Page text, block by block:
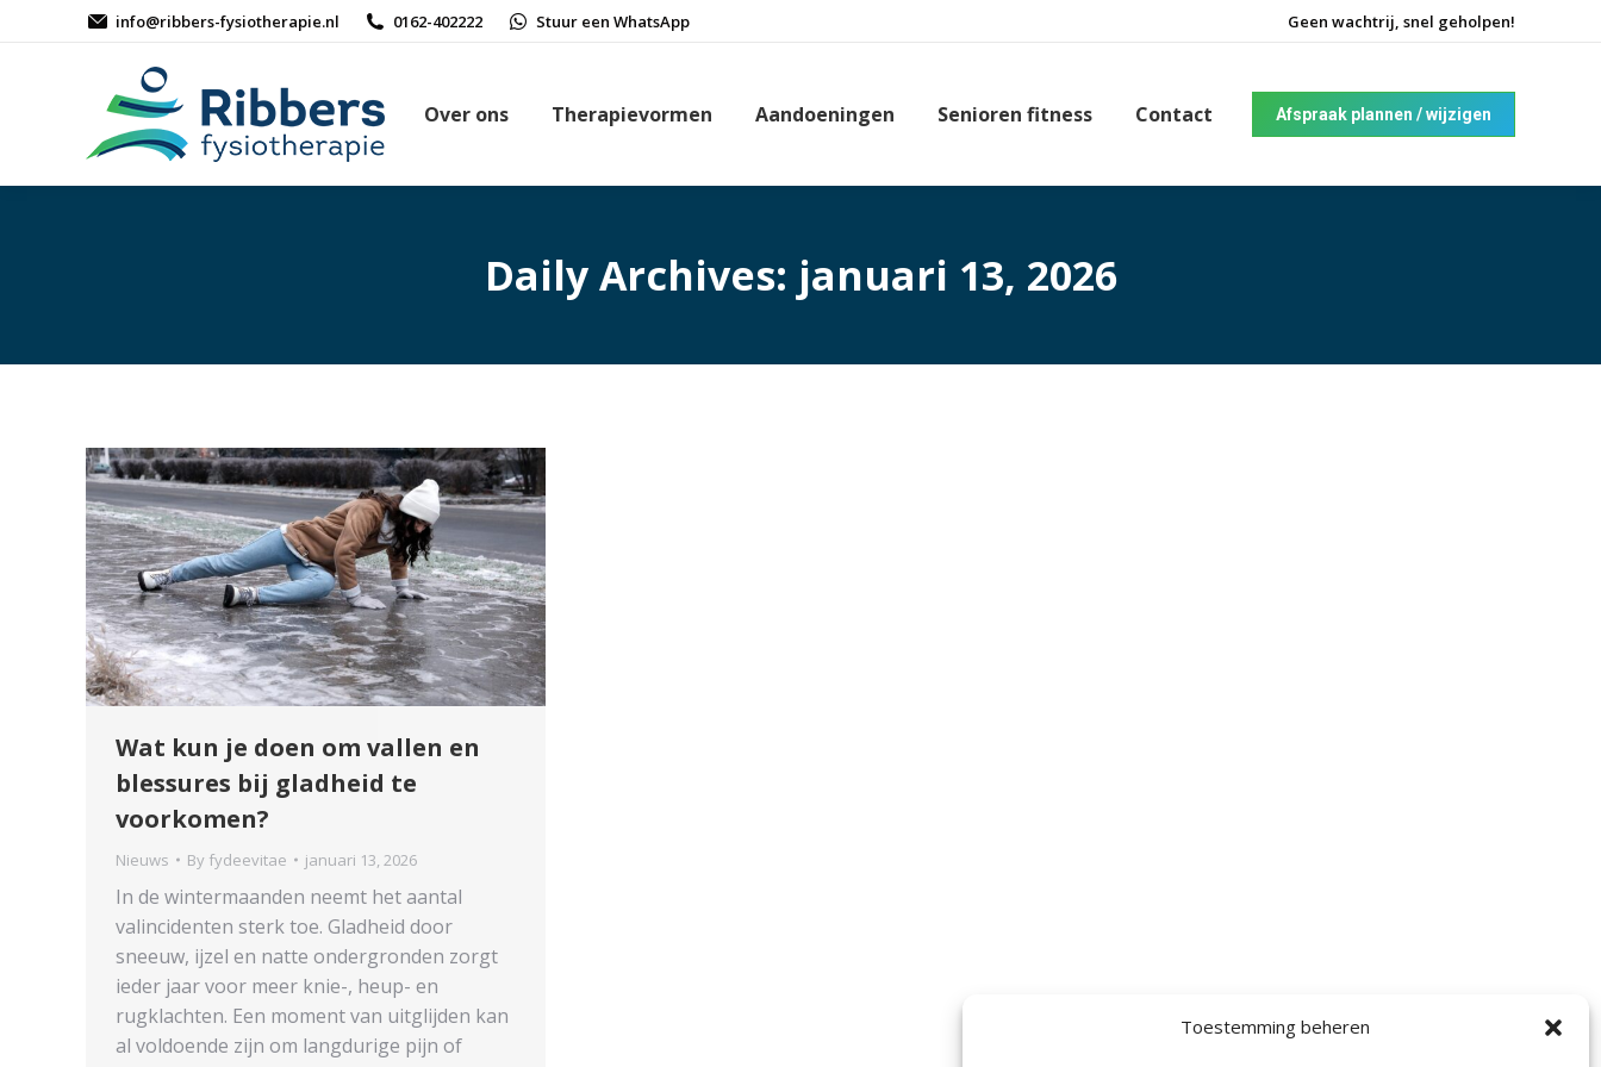
Toestemming beheren
info@ribbers-fysiotherapie.nl 0162-402222 Stuur een WhatsApp Geen wachtrij, snel geholpen!
Over ons Therapievormen Aandoeningen Senioren fitness Contact Afspraak plannen / wijzigen
Daily Archives: januari 13, 2026
Wat kun je doen om vallen en
blessures bij gladheid te
voorkomen?
Nieuws By fydeevitae januari 13, 2026
In de wintermaanden neemt het aantal
valincidenten sterk toe. Gladheid door
sneeuw, ijzel en natte ondergronden zorgt
ieder jaar voor meer knie-, heup- en
rugklachten. Een moment van uitglijden kan
al voldoende zijn om langdurige pijn of